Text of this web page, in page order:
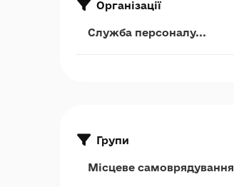
Організації
Служба персоналу...
Групи
Місцеве самоврядування